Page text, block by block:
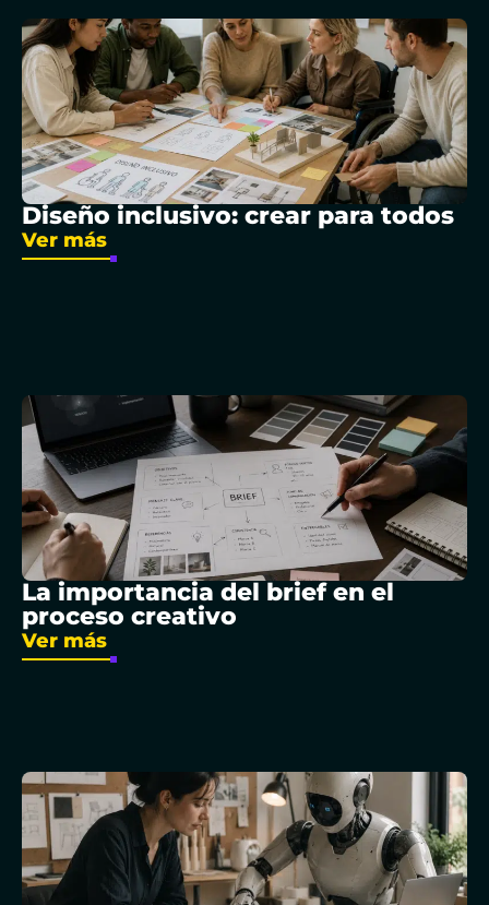
Diseño inclusivo: crear para todos
Ver más
La importancia del brief en el
proceso creativo
Ver más